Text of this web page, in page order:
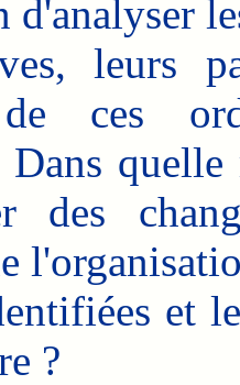
d'analyser
leurs
ces
Dans
des
et
?